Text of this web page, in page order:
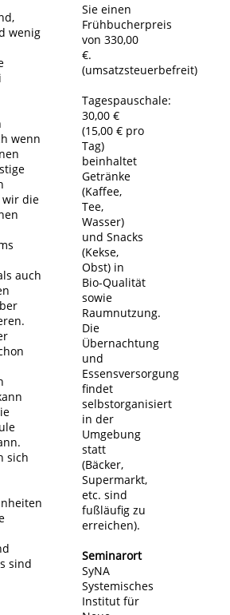
wenig
wenn
wir die
auch
sich
sind
Sie einen
Frühbucherpreis
von 330,00
€.
(umsatzsteuerbefreit)
Tagespauschale:
30,00 €
(15,00 € pro
Tag)
beinhaltet
Getränke
(Kaffee,
Tee,
Wasser)
und Snacks
(Kekse,
Obst) in
Bio-Qualität
sowie
Raumnutzung.
Die
Übernachtung
und
Essensversorgung
findet
selbstorganisiert
in der
Umgebung
statt
(Bäcker,
Supermarkt,
etc. sind
fußläufig zu
erreichen).
Seminarort
SyNA
Systemisches
Institut für